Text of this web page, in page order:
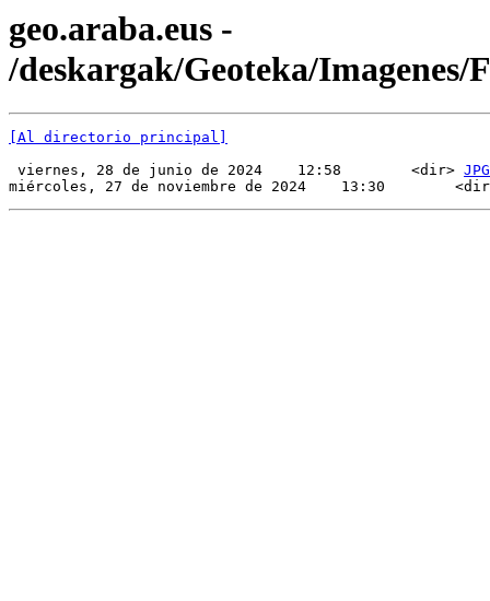
geo.araba.eus -
/deskargak/Geoteka/Imagenes/
[Al directorio principal]
viernes, 28 de junio de 2024    12:58        <dir> JPG
miércoles, 27 de noviembre de 2024    13:30